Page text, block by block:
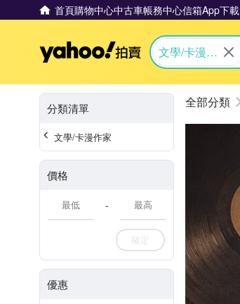
首頁購物中心中古車帳務中心信箱App下載
Yahoo拍賣
文學/卡漫作
分類清單
文學/卡漫作家
價格
-
確定
優惠